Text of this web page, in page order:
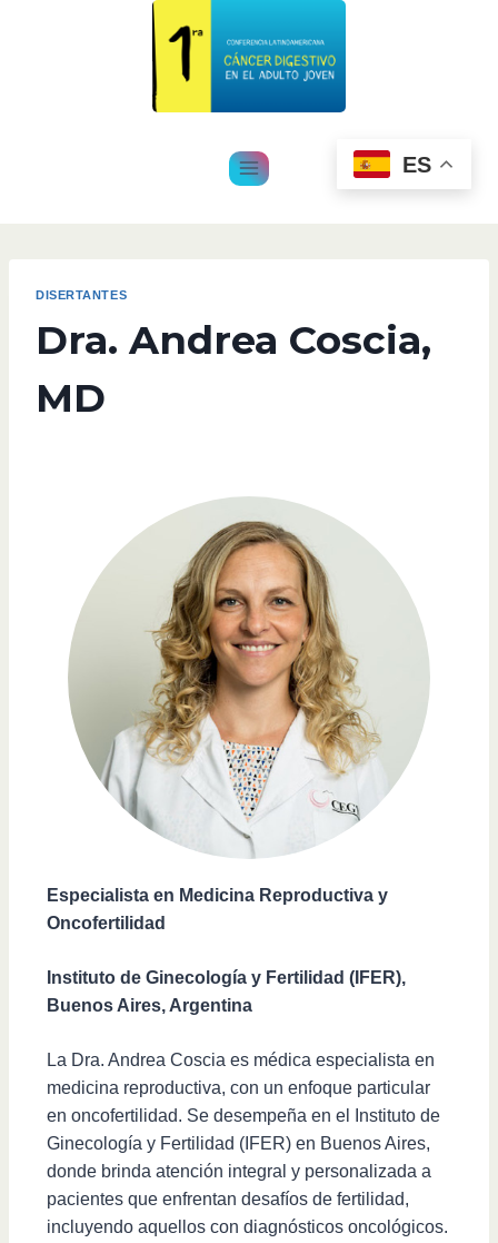
ES
DISERTANTES
Dra. Andrea Coscia,
MD
Especialista en Medicina Reproductiva y
Oncofertilidad
Instituto de Ginecología y Fertilidad (IFER),
Buenos Aires, Argentina
La Dra. Andrea Coscia es médica especialista en
medicina reproductiva, con un enfoque particular
en oncofertilidad. Se desempeña en el Instituto de
Ginecología y Fertilidad (IFER) en Buenos Aires,
donde brinda atención integral y personalizada a
pacientes que enfrentan desafíos de fertilidad,
incluyendo aquellos con diagnósticos oncológicos.